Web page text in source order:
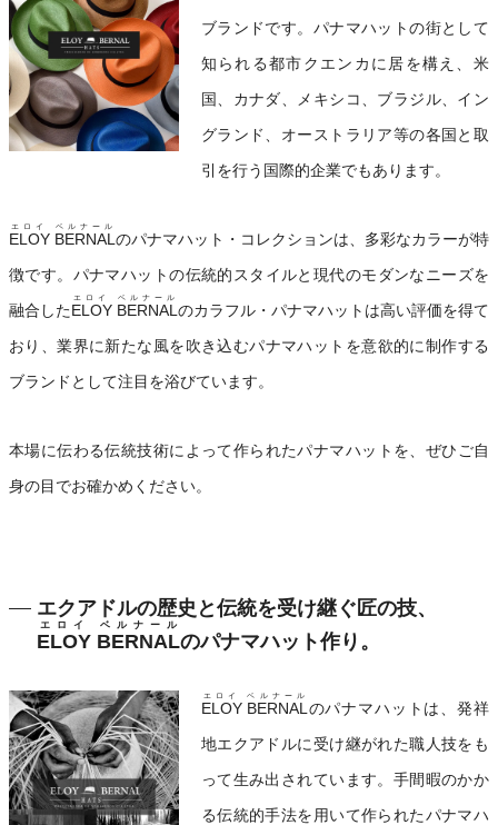
ブランドです。パナマハットの街として
知られる都市クエンカに居を構え、米
国、カナダ、メキシコ、ブラジル、イン
グランド、オーストラリア等の各国と取
引を行う国際的企業でもあります。
ELOY BERNAL
エロイ ベルナール
のパナマハット・コレクションは、多彩なカラーが特
徴です。パナマハットの伝統的スタイルと現代のモダンなニーズを
融合したELOY BERNAL
エロイ ベルナール
のカラフル・パナマハットは高い評価を得て
おり、業界に新たな風を吹き込むパナマハットを意欲的に制作する
ブランドとして注目を浴びています。
本場に伝わる伝統技術によって作られたパナマハットを、ぜひご自
身の目でお確かめください。
エクアドルの歴史と伝統を受け継ぐ匠の技、
ELOY BERNAL
エロイ ベルナール
のパナマハット作り。
ELOY BERNAL
エロイ ベルナール
のパナマハットは、発祥
地エクアドルに受け継がれた職人技をも
って生み出されています。手間暇のかか
る伝統的手法を用いて作られたパナマハ